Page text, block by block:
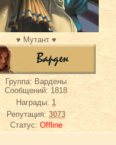
♥ Мутант ♥
Группа: Вардены
Сообщений: 1818
Награды: 1
Репутация: 3073
Статус: Offline